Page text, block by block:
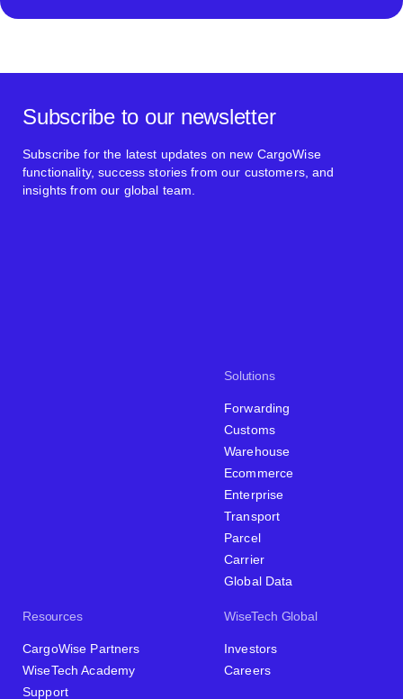
Solutions
Forwarding
Customs
Warehouse
Ecommerce
Enterprise
Transport
Parcel
Carrier
Global Data
Resources
CargoWise Partners
WiseTech Academy
Support
WiseTech Global
Investors
Careers
Subscribe to our newsletter
Subscribe for the latest updates on new CargoWise
functionality, success stories from our customers, and
insights from our global team.